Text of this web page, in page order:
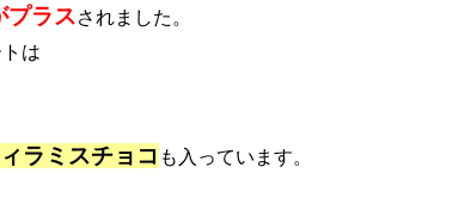
プラス されました。
は
ラミスチョコ も入っています。